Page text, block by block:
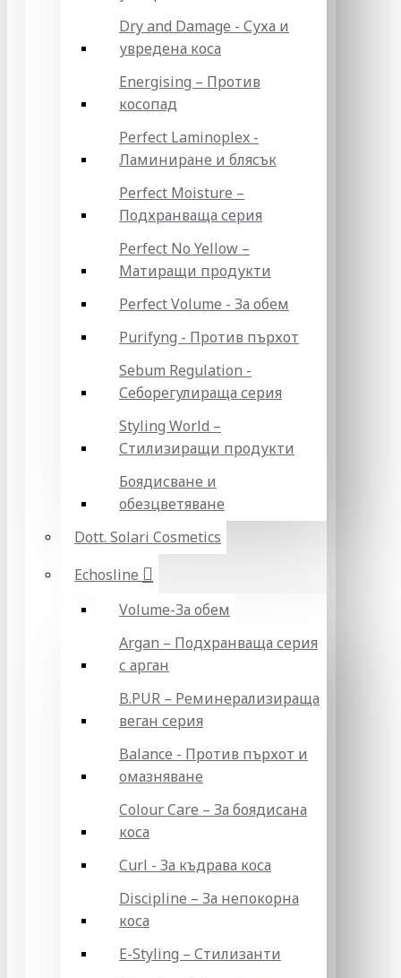
Dry and Damage - Суха и
увредена коса
Energising – Против
косопад
Perfect Laminoplex -
Ламиниране и блясък
Perfect Moisture –
Подхранваща серия
Perfect No Yellow –
Матиращи продукти
Perfect Volume - За обем
Purifyng - Против пърхот
Sebum Regulation -
Себорегулираща серия
Styling World –
Стилизиращи продукти
Боядисване и
обезцветяване
Dott. Solari Cosmetics
Echosline
Volume-За обем
Argan – Подхранваща серия
с арган
B.PUR – Реминерализираща
веган серия
Balance - Против пърхот и
омазняване
Colour Care – За боядисана
коса
Curl - За къдрава коса
Discipline – За непокорна
коса
E-Styling – Стилизанти